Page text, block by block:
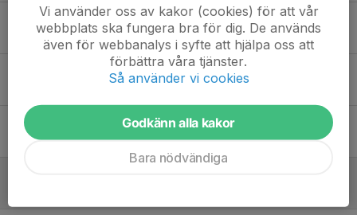
Segmentjakt sommaren 2026!
22 maj, 21:54 0
Vättern gravel 12 september 2026
7 maj, 07:27 0
Vi använder oss av kakor (cookies) för att vår
webbplats ska fungera bra för dig. De används
även för webbanalys i syfte att hjälpa oss att
förbättra våra tjänster.
Så använder vi cookies
Godkänn alla kakor
Bara nödvändiga